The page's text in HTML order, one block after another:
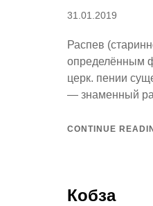
Posted
31.01.2019
Распев
определённым
церк. пении
— знаменный
CONTINUE
Кобза